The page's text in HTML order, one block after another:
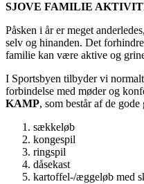
SJOVE FAMILIE
Påsken i år er meget
selv og hinanden. Det
familie kan være aktive og
I Sportsbyen tilbyder vi
forbindelse med møder og
KAMP, som består af de
sækkeløb
kongespil
ringspil
dåsekast
kartoffel-/æggeløb med